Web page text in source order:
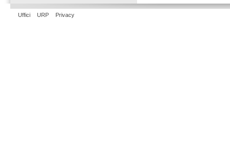
Uffici URP Privacy